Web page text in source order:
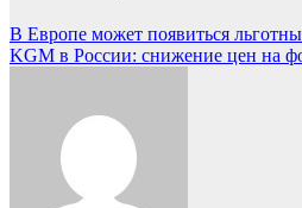
В Европе может появиться
KGM в России: снижение цен на